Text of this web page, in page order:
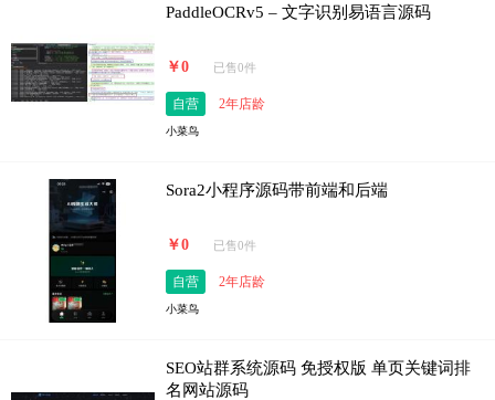
PaddleOCRv5 – 文字识别易语言源码
￥0 已售0件
自营 2年店龄
小菜鸟
Sora2小程序源码带前端和后端
￥0 已售0件
自营 2年店龄
小菜鸟
SEO站群系统源码 免授权版 单页关键词排
名网站源码